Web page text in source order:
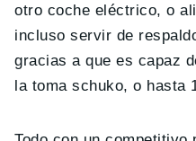
otro coche eléctrico, o
incluso servir de
gracias a que es capaz
la toma schuko, o hasta